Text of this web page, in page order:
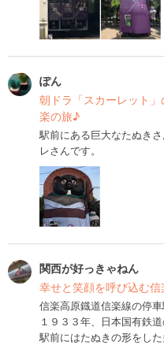
ぽん
朝ドラ「スカーレット
楽の旅♪
駅前にある巨大なたぬき
レさんです。
関西が好っきゃねん
幸せと笑顔を呼び込む
信楽高原鐡道信楽線の停車
１９３３年、日本国有鉄道
駅前にはたぬきの形をし